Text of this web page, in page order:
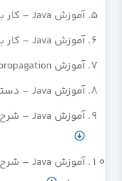
آموزش Java – کار با دستور finally در Java
آموزش Java – کار با دستور throw در Java
آموزش Java – Exception propagation در Java
آموزش Java – دستور throws در Java
آموزش Java – شرح تفاوت بین throws و throw در Java